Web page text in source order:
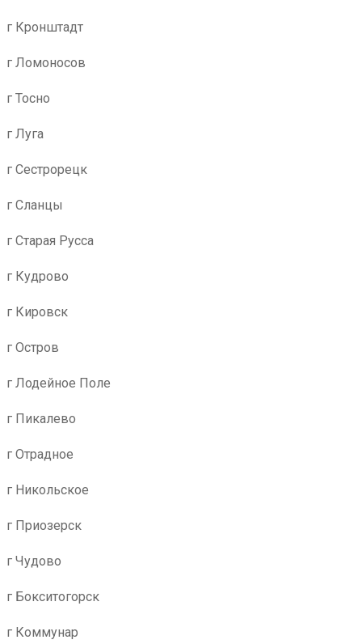
г Кронштадт
г Ломоносов
г Тосно
г Луга
г Сестрорецк
г Сланцы
г Старая Русса
г Кудрово
г Кировск
г Остров
г Лодейное Поле
г Пикалево
г Отрадное
г Никольское
г Приозерск
г Чудово
г Бокситогорск
г Коммунар